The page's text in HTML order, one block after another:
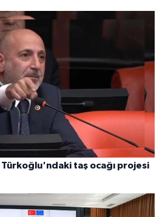
taş ocağı projesi